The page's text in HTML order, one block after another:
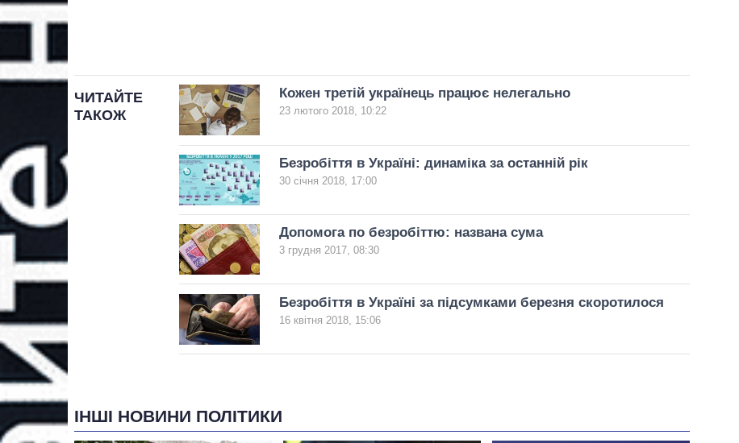
ЧИТАЙТЕ
ТАКОЖ
Кожен третій українець працює нелегально
23 лютого 2018, 10:22
Безробіття в Україні: динаміка за останній рік
30 січня 2018, 17:00
Допомога по безробіттю: названа сума
3 грудня 2017, 08:30
Безробіття в Україні за підсумками березня скоротилося
16 квітня 2018, 15:06
ІНШІ НОВИНИ ПОЛІТИКИ